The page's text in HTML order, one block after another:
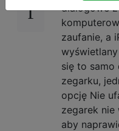
dialogowe
zaufanie, a
się to samo
zegarku,
opcję Nie
zegarek nie
aby